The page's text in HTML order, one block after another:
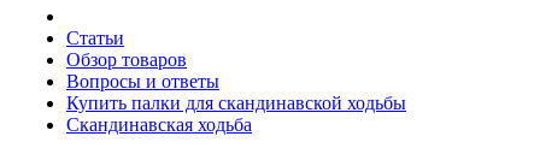
Статьи
Обзор товаров
Вопросы и ответы
Купить палки для скандинавской ходьбы
Скандинавская ходьба